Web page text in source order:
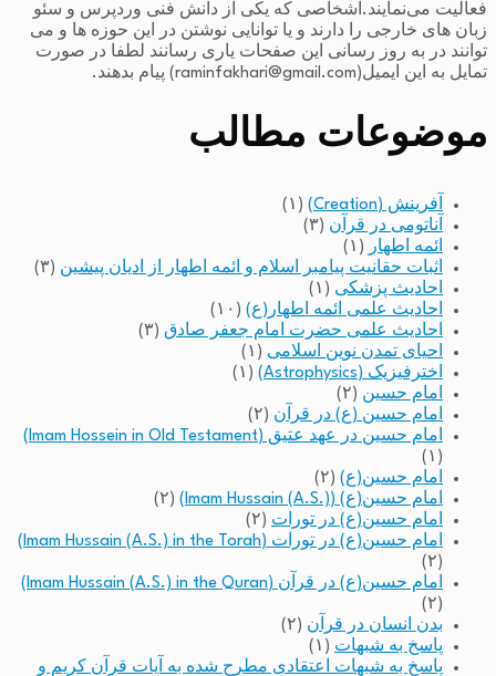
فعالیت می‌نمایند.اشخاصی که یکی از دانش فنی وردپرس و سئو
زبان های خارجی را دارند و یا توانایی نوشتن در این حوزه ها و می
توانند در به روز رسانی این صفحات یاری رسانند لطفا در صورت
تمایل به این ایمیل(raminfakhari@gmail.com) پیام بدهند.
موضوعات مطالب
آفرینش (Creation)
(۱)
آناتومی در قرآن (۳)
ائمه اطهار
(۱)
اثبات حقانیت پیامبر اسلام و ائمه اطهار از ادیان پیشین (۳)
احادیث پزشکی (۱)
احادیث علمی ائمه اطهار(ع) (۱۰)
احادیث علمی حضرت امام جعفر صادق (۳)
احیای تمدن نوین اسلامی (۱)
اخترفیزیک (Astrophysics)
(۱)
امام حسین (۲)
امام حسین (ع) در قرآن (۲)
امام حسین در عهد عتیق (Imam Hossein in Old Testament)
(۱)
امام حسین(ع) (۲)
امام حسین(ع) (Imam Hussain (A.S.))
(۲)
امام حسین(ع) در تورات (۲)
امام حسین(ع) در تورات (Imam Hussain (A.S.) in the Torah)
(۲)
امام حسین(ع) در قرآن (Imam Hussain (A.S.) in the Quran)
(۲)
بدن انسان در قرآن (۲)
پاسخ به شبهات (۱)
پاسخ به شبهات اعتقادی مطرح شده به آیات قرآن کریم و